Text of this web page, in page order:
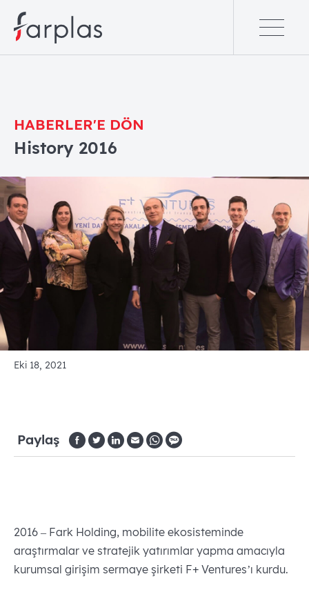
HABERLER'E DÖN
History 2016
Eki 18, 2021
Paylaş
2016 – Fark Holding, mobilite ekosisteminde
araştırmalar ve stratejik yatırımlar yapma amacıyla
kurumsal girişim sermaye şirketi F+ Ventures’ı kurdu.